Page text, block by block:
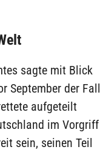
sagte mit Blick
September der Fall
aufgeteilt
im Vorgriff
sein, seinen Teil